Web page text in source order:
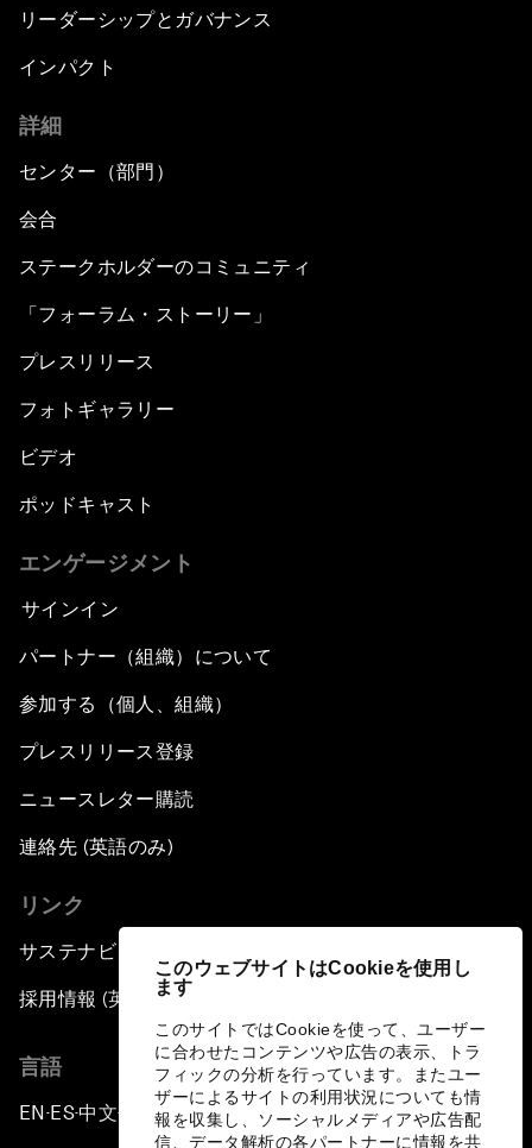
このウェブサイトはCookieを使用し
ます
このサイトではCookieを使って、ユーザー
に合わせたコンテンツや広告の表示、トラ
フィックの分析を行っています。またユー
ザーによるサイトの利用状況についても情
報を収集し、ソーシャルメディアや広告配
信、データ解析の各パートナーに情報を共
リーダーシップとガバナンス
インパクト
詳細
センター（部門）
会合
ステークホルダーのコミュニティ
「フォーラム・ストーリー」
プレスリリース
フォトギャラリー
ビデオ
ポッドキャスト
エンゲージメント
サインイン
パートナー（組織）について
参加する（個人、組織）
プレスリリース登録
ニュースレター購読
連絡先 (英語のみ)
リンク
サステナビリティへの取り組み
採用情報 (英語のみ)
言語
EN ▪ ES▪中文▪ 日本語